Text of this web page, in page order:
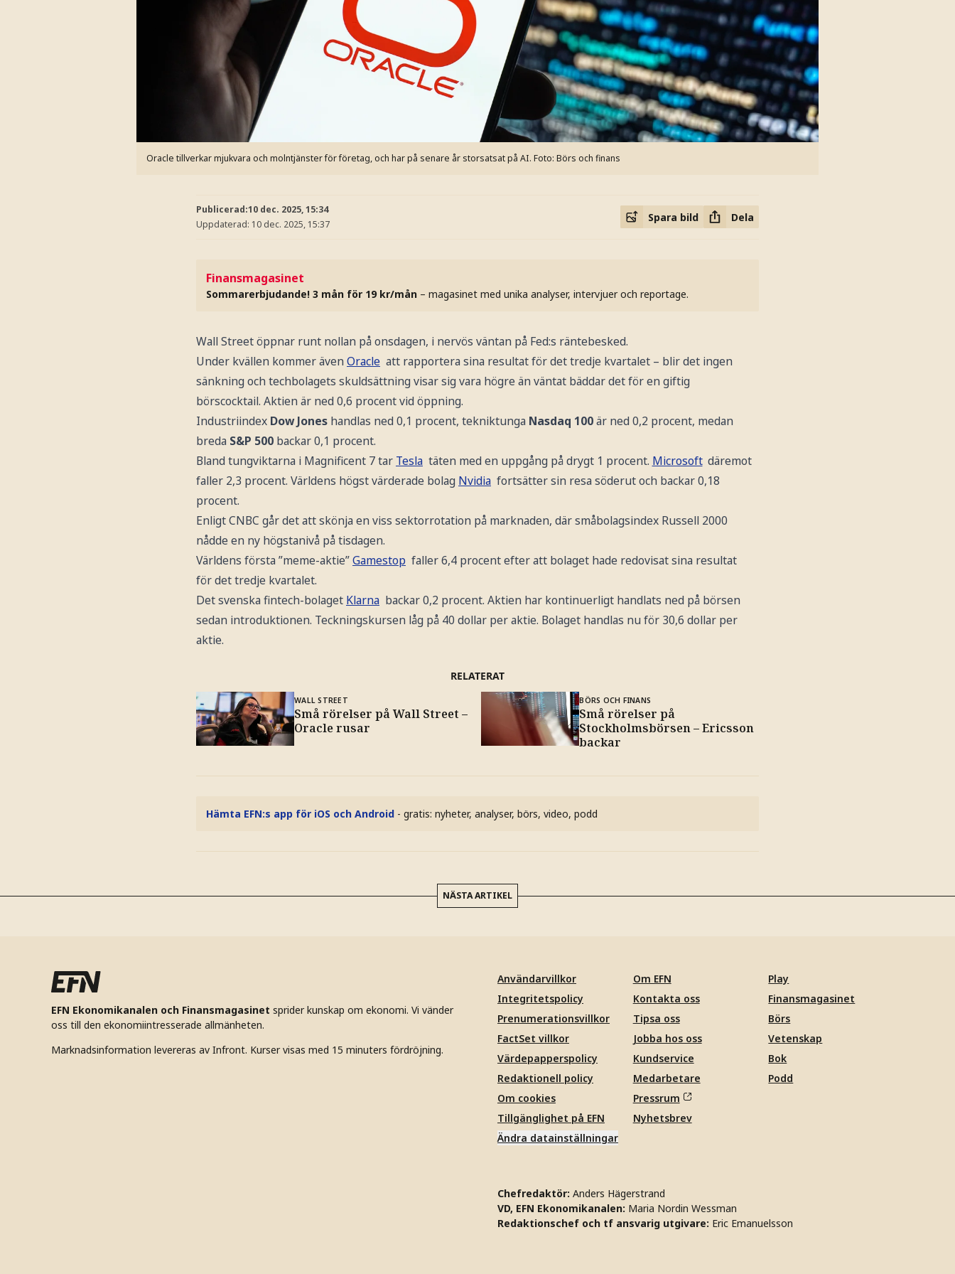
Oracle tillverkar mjukvara och molntjänster för företag, och har på senare år storsatsat på AI. Foto: Börs och finans
Publicerad:10 dec. 2025, 15:34
Uppdaterad: 10 dec. 2025, 15:37
Spara bild Dela
Finansmagasinet
Sommarerbjudande! 3 mån för 19 kr/mån – magasinet med unika analyser, intervjuer och reportage.
Wall Street öppnar runt nollan på onsdagen, i nervös väntan på Fed:s räntebesked.
Under kvällen kommer även Oracle att rapportera sina resultat för det tredje kvartalet – blir det ingen
sänkning och techbolagets skuldsättning visar sig vara högre än väntat bäddar det för en giftig
börscocktail. Aktien är ned 0,6 procent vid öppning.
Industriindex Dow Jones handlas ned 0,1 procent, tekniktunga Nasdaq 100är ned 0,2 procent, medan
breda S&P 500 backar 0,1 procent.
Bland tungviktarna i Magnificent 7 tar Tesla täten med en uppgång på drygt 1 procent. Microsoft däremot
faller 2,3 procent. Världens högst värderade bolag Nvidia fortsätter sin resa söderut och backar 0,18
procent.
Enligt CNBC går det att skönja en viss sektorrotation på marknaden, där småbolagsindex Russell 2000
nådde en ny högstanivå på tisdagen.
Världens första ”meme-aktie”Gamestop faller 6,4 procent efter att bolaget hade redovisat sina resultat
för det tredje kvartalet.
Det svenska fintech-bolaget Klarna backar 0,2 procent. Aktien har kontinuerligt handlats ned på börsen
sedan introduktionen. Teckningskursen låg på 40 dollar per aktie. Bolaget handlas nu för 30,6 dollar per
aktie.
RELATERAT
WALL STREET
Små rörelser på Wall Street –
Oracle rusar
BÖRS OCH FINANS
Små rörelser på
Stockholmsbörsen – Ericsson
backar
Hämta EFN:s app för iOS och Android - gratis: nyheter, analyser, börs, video, podd
NÄSTA ARTIKEL
EFN Ekonomikanalen och Finansmagasinet sprider kunskap om ekonomi. Vi vänder
oss till den ekonomiintresserade allmänheten.
Marknadsinformation levereras av Infront. Kurser visas med 15 minuters fördröjning.
Användarvillkor
Integritetspolicy
Prenumerationsvillkor
FactSet villkor
Värdepapperspolicy
Redaktionell policy
Om cookies
Tillgänglighet på EFN
Ändra datainställningar
Om EFN
Kontakta oss
Tipsa oss
Jobba hos oss
Kundservice
Medarbetare
Pressrum
Nyhetsbrev
Play
Finansmagasinet
Börs
Vetenskap
Bok
Podd
Chefredaktör: Anders Hägerstrand
VD, EFN Ekonomikanalen: Maria Nordin Wessman
Redaktionschef och tf ansvarig utgivare: Eric Emanuelsson